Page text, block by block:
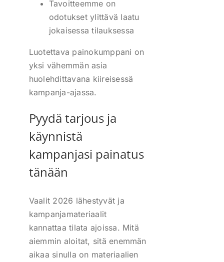
Tavoitteemme on
odotukset ylittävä laatu
jokaisessa tilauksessa
Luotettava painokumppani on
yksi vähemmän asia
huolehdittavana kiireisessä
kampanja-ajassa.
Pyydä tarjous ja
käynnistä
kampanjasi painatus
tänään
Vaalit 2026 lähestyvät ja
kampanjamateriaalit
kannattaa tilata ajoissa. Mitä
aiemmin aloitat, sitä enemmän
aikaa sinulla on materiaalien